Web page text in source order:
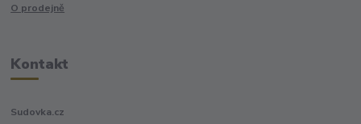
O prodejně
Kontakt
Sudovka.cz